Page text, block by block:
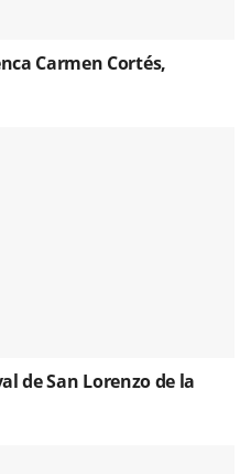
Carmen Cortés,
de San Lorenzo de la